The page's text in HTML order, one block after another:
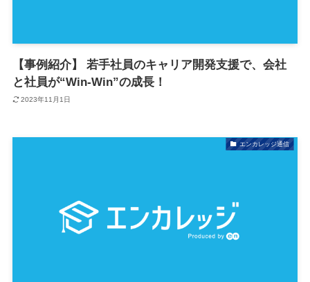
【事例紹介】 若手社員のキャリア開発支援で、会社
と社員が“Win-Win”の成長！
2023年11月1日
エンカレッジ通信